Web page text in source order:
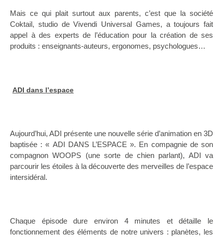
Mais ce qui plait surtout aux parents, c’est que la société
Coktail, studio de Vivendi Universal Games, a toujours fait
appel à des experts de l’éducation pour la création de ses
produits : enseignants-auteurs, ergonomes, psychologues…
ADI dans l’espace
Aujourd’hui, ADI présente une nouvelle série d’animation en 3D
baptisée : « ADI DANS L’ESPACE ». En compagnie de son
compagnon WOOPS (une sorte de chien parlant), ADI va
parcourir les étoiles à la découverte des merveilles de l’espace
intersidéral.
Chaque épisode dure environ 4 minutes et détaille le
fonctionnement des éléments de notre univers : planètes, les